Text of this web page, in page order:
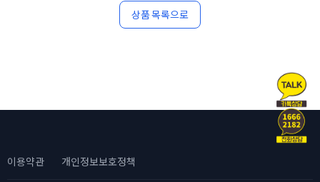
상품 목록으로
이용약관 개인정보보호정책